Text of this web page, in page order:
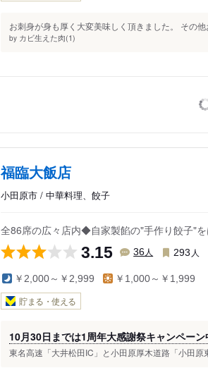
お刺身が身も厚く大変美味しく頂きました。 その
by カビ生えた肉(1)
福臨大飯店
小田原市 / 中華料理、餃子
全86席の広々店内◆自家製餡の"手作り餃子"
3.15 36人 293 人
￥2,000～￥2,999 ￥1,000～￥1,999
貯まる・使える
10月30日までは1周年大感謝祭キャンペー
東名高速「大井松田IC」と小田原厚木道路「小田